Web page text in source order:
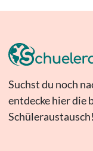
Suchst du noch
entdecke hier die
Schüleraustausch!